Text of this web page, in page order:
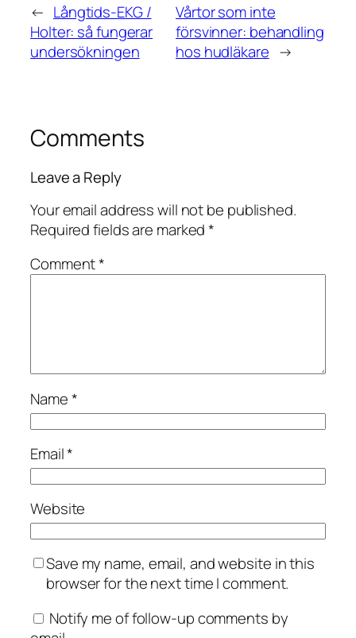
← Långtids-EKG /
Holter: så fungerar
undersökningen
Vårtor som inte
försvinner: behandling
hos hudläkare →
Comments
Leave a Reply
Your email address will not be published.
Required fields are marked*
Comment*
Name*
Email*
Website
Save my name, email, and website in this
browser for the next time I comment.
Notify me of follow-up comments by